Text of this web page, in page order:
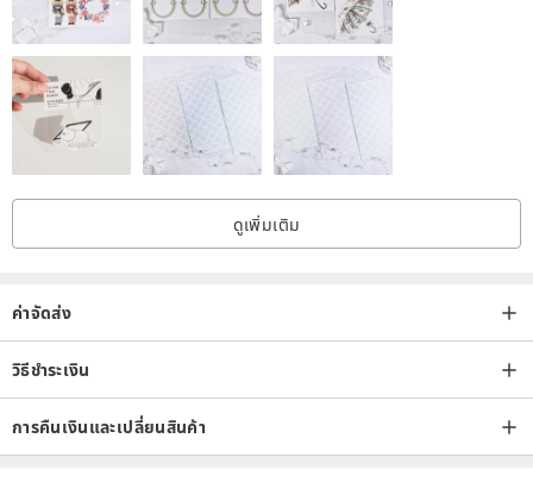
ดูเพิ่มเติม
ค่าจัดส่ง
วิธีชำระเงิน
การคืนเงินและเปลี่ยนสินค้า